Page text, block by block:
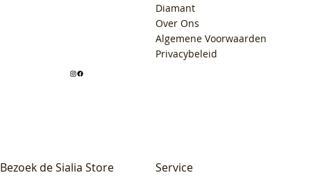
Bezoek de Sialia Store
Diamant
Over Ons
Algemene Voorwaarden
Privacybeleid
Service